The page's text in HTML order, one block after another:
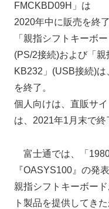
FMCKBD09H」は
2020年中に販売を終
「親指シフトキーボ
(PS/2接続)および「
KB232」(USB接続)
を終了。
個人向けは、直販サ
は、2021年1月末で終
富士通では、「
『OASYS100』の発表
親指シフトキーボー
ト製品を提供してきた